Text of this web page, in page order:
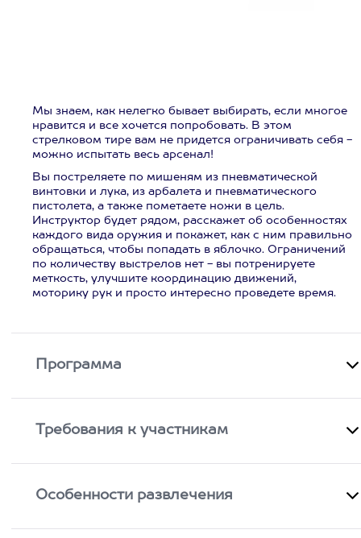
Мы знаем, как нелегко бывает выбирать, если многое
нравится и все хочется попробовать. В этом
стрелковом тире вам не придется ограничивать себя -
можно испытать весь арсенал!
Вы постреляете по мишеням из пневматической
винтовки и лука, из арбалета и пневматического
пистолета, а также пометаете ножи в цель.
Инструктор будет рядом, расскажет об особенностях
каждого вида оружия и покажет, как с ним правильно
обращаться, чтобы попадать в яблочко. Ограничений
по количеству выстрелов нет - вы потренируете
меткость, улучшите координацию движений,
моторику рук и просто интересно проведете время.
Программа
Требования к участникам
Особенности развлечения